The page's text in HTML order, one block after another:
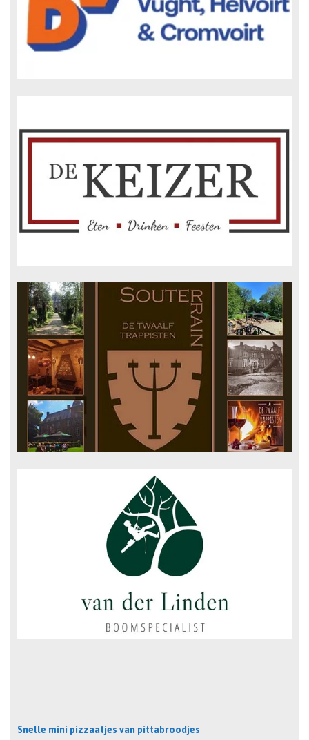
Snelle mini pizzaatjes van pittabroodjes